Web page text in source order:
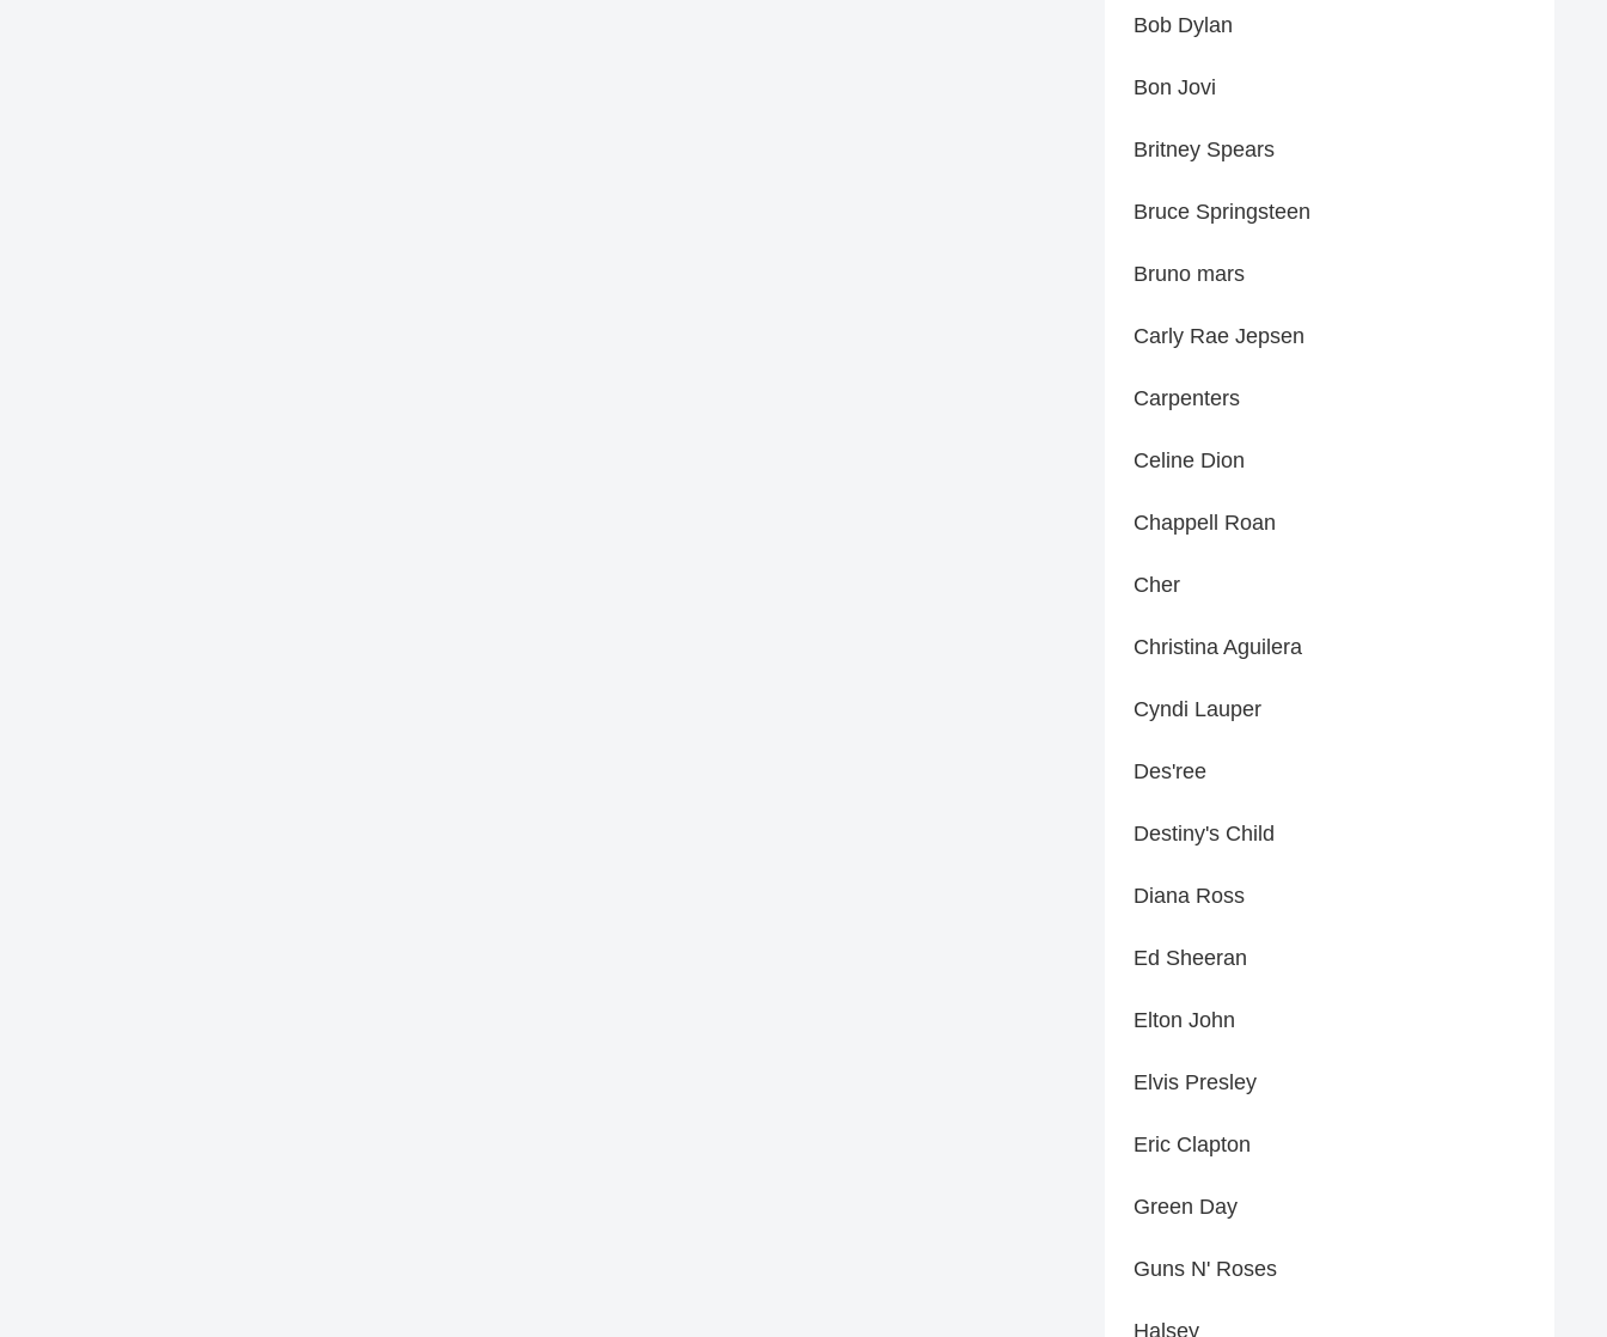
Bob Dylan
Bon Jovi
Britney Spears
Bruce Springsteen
Bruno mars
Carly Rae Jepsen
Carpenters
Celine Dion
Chappell Roan
Cher
Christina Aguilera
Cyndi Lauper
Des'ree
Destiny's Child
Diana Ross
Ed Sheeran
Elton John
Elvis Presley
Eric Clapton
Green Day
Guns N' Roses
Halsey